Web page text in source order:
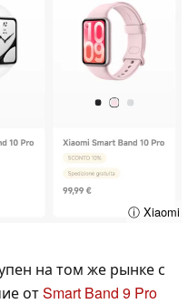
ⓘ Xiaomi
на том же рынке с
отSmart Band 9 Pro